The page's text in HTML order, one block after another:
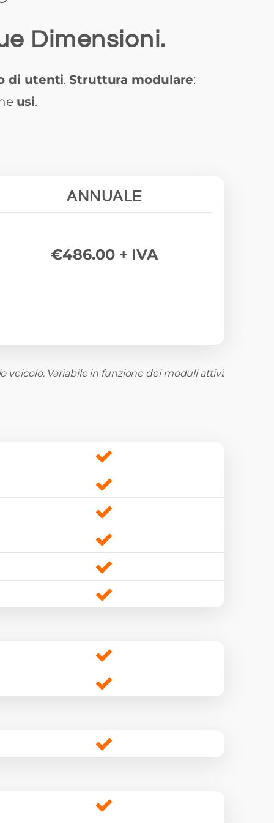
Dimensioni.
di utenti.Struttura modulare:
usi.
ANNUALE
€486.00 + IVA
veicolo. Variabile in funzione dei moduli attivi.